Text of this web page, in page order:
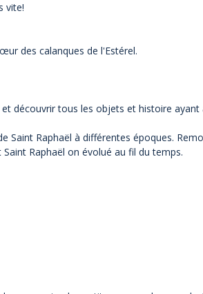
vite!
des calanques de l'Estérel.
découvrir tous les objets et histoire ayant
Saint Raphaël à différentes époques.
Raphaël on évolué au fil du temps.